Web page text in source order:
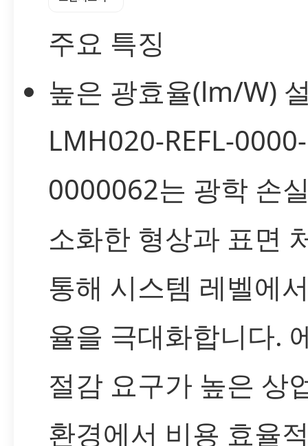
주요 특징
높은 광효율(lm/W)
LMH020-REFL-0000-
0000062는 광학 손
소화한 형상과 표면
통해 시스템 레벨에
율을 극대화합니다.
절감 요구가 높은 상
환경에서 비용 효율